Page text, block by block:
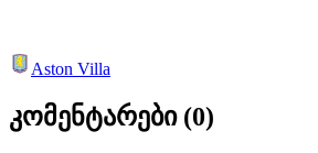
Aston Villa
კომენტარები (0)